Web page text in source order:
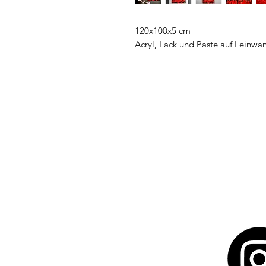
120x100x5 cm
Acryl, Lack und Paste auf